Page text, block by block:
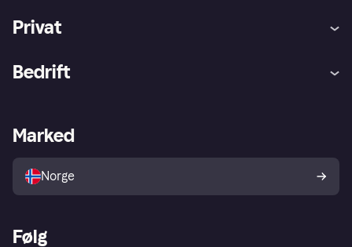
Privat
Utforsk butikker
Bedrift
Merchant portal
Marked
Norge
Følg